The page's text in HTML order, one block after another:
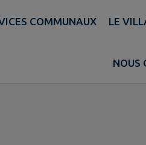
COMMUNAUX LE
NOUS